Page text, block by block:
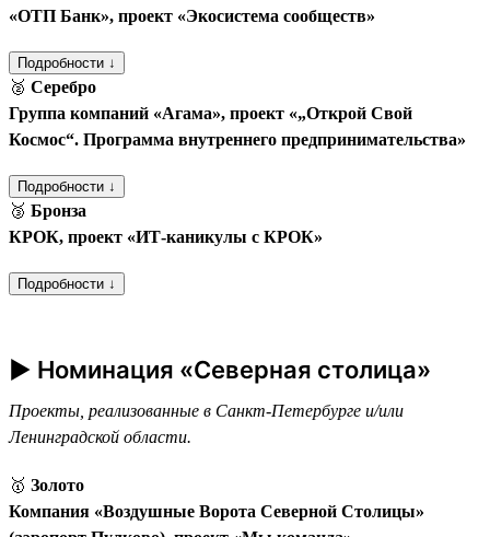
«ОТП Банк», проект «Экосистема сообществ»
Подробности ↓
🥈 Серебро
Группа компаний «Агама», проект «„Открой Свой
Космос“. Программа внутреннего предпринимательства»
Подробности ↓
🥉 Бронза
КРОК, проект «ИТ-каникулы с КРОК»
Подробности ↓
► Номинация «Северная столица»
Проекты, реализованные в Санкт-Петербурге и/или
Ленинградской области.
🥇 Золото
Компания «Воздушные Ворота Северной Столицы»